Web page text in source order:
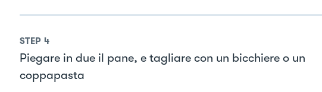
STEP 4
Piegare in due il pane, e tagliare con un bicchiere o un
coppapasta